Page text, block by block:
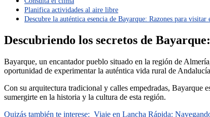
Planifica actividades al aire libre
Descubre la auténtica esencia de Bayarque: Razones para visitar
Descubriendo los secretos de
Bayarque, un encantador pueblo situado en la región de
oportunidad de experimentar la auténtica vida rural de
Con su arquitectura tradicional y calles empedradas, Bayarque
sumergirte en la historia y la cultura de esta región.
Quizás también te interese: Viaje en Lancha Rápida: